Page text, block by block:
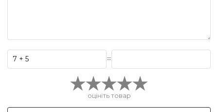
=
оцініть товар